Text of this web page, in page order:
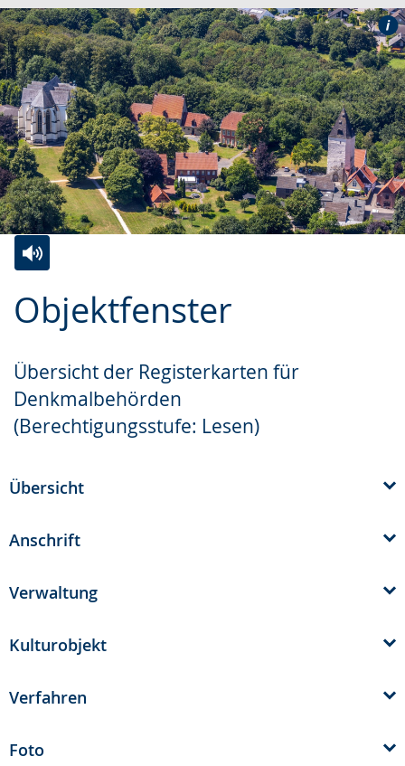
Objektfenster
Übersicht der Registerkarten für
Denkmalbehörden
(Berechtigungsstufe: Lesen)
Leichten
Sprache
wechseln.
Audio-
Unterstützung.
Video
Deutscher
Gebärdensprache
wird
angezeigt.
Übersicht
Anschrift
Verwaltung
Kulturobjekt
Verfahren
Foto